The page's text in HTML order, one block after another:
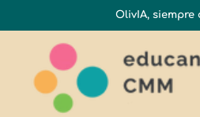
OlivIA, siempre